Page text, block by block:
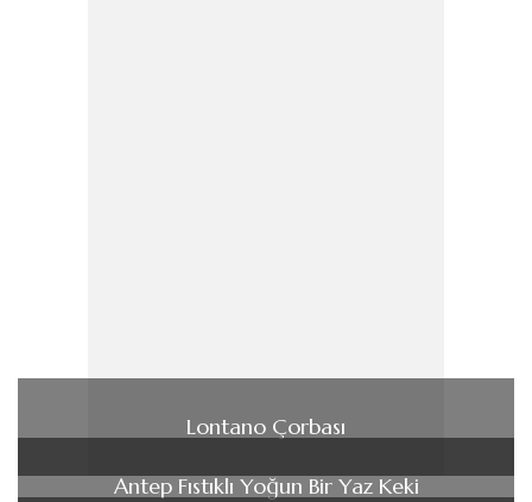
Lontano Çorbası
Antep Fıstıklı Yoğun Bir Yaz Keki